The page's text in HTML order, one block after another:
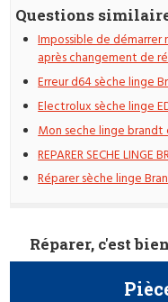
Questions
Impossible de démarrer
après changement de
Erreur d64 sèche linge
Electrolux sèche linge
Mon seche linge
REPARER SECHE LINGE
Réparer sèche linge
Réparer, c'est